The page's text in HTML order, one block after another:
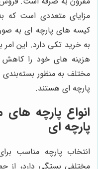
مزایای متعددی است که
کیسه های پارچه ای به
به خرید تکی دارد. این
هزینه های خود را کاهش
مختلف به منظور
پارچه ای هستند.
انواع پارچه
پارچه ای
انتخاب پارچه مناسب
مختلفی بستگی دارد، از